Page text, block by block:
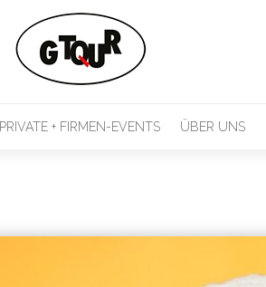
PRIVATE + FIRMEN-EVENTS ÜBER UNS